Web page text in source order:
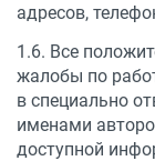
адресов,
1.6. Все
жалобы по
в специально
именами
доступной